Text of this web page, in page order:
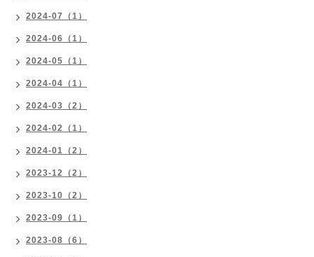
2024-07（1）
2024-06（1）
2024-05（1）
2024-04（1）
2024-03（2）
2024-02（1）
2024-01（2）
2023-12（2）
2023-10（2）
2023-09（1）
2023-08（6）